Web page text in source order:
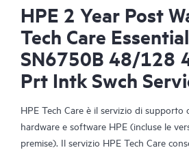
HPE 2 Year Post
Tech Care
SN6750B 48/128
Prt Intk Swch
HPE Tech Care è il servizio di
hardware e software HPE (incluse le
premise). Il servizio HPE Tech Care